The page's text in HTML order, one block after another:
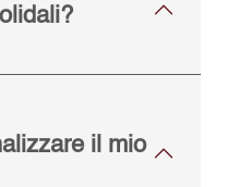
il mio